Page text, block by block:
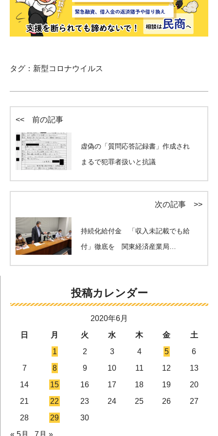
タグ： 新型コロナウイルス
<< 前の記事
虚偽の「質問応答記録書」作成され
まるで犯罪者扱いと抗議
次の記事 >>
持続化給付金 「収入未記載でも給
付」徹底を 関東経済産業局…
投稿カレンダー
2020年6月
日
月 火 水 木 金
土
1
2 3 4 5
6
7
8 9 10 11 12
13
14
15 16 17 18 19
20
21
22 23 24 25 26
27
28
29
30